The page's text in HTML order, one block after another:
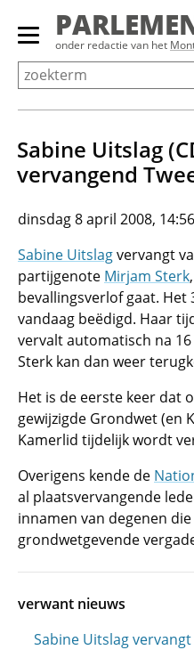
Overslaan
Primair
menu
tonen/verbergen
onder redactie van het
Sabine Uitslag
vervangend
dinsdag 8 april 2008, 14:56
Sabine Uitslagvervangt
partijgenote Mirjam Sterk
bevallingsverlof gaat. Het
vandaag beëdigd. Haar
vervalt automatisch na
Sterk kan dan weer
Het is de eerste keer dat
gewijzigde Grondwet (en
Kamerlid tijdelijk wordt
Overigens kende de
al plaatsvervangende
innamen van degenen
grondwetgevende
verwant nieuws
Sabine Uitslag